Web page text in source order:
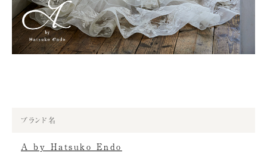
ブランド名
A by Hatsuko Endo